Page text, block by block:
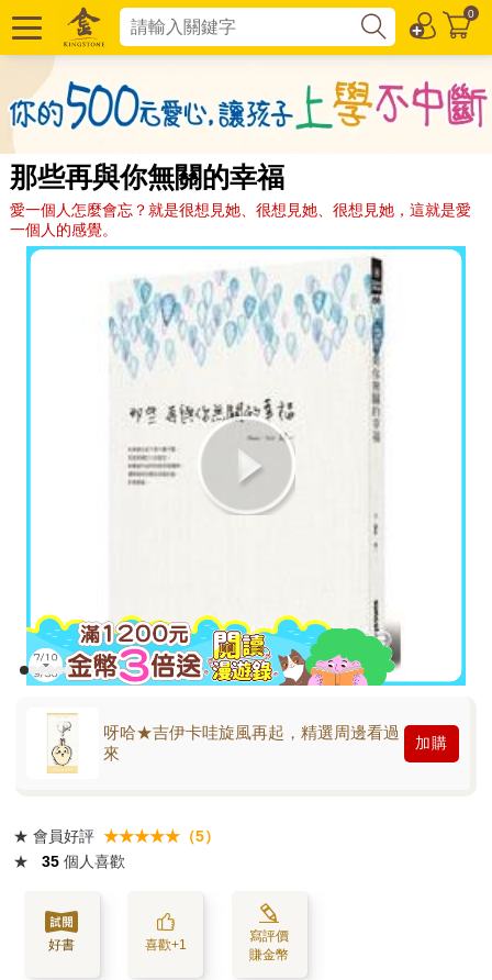
0
那些再與你無關的幸福
愛一個人怎麼會忘？就是很想見她、很想見她、很想見她，這就是愛
一個人的感覺。
呀哈★吉伊卡哇旋風再起，精選周邊看過
來
加購
★ 會員好評 ★★★★★（5）
★
35 個人喜歡
好書 喜歡+1
寫評價
賺金幣